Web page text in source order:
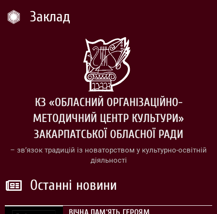
Заклад
КЗ «ОБЛАСНИЙ ОРГАНІЗАЦІЙНО-
МЕТОДИЧНИЙ ЦЕНТР КУЛЬТУРИ»
ЗАКАРПАТСЬКОЇ ОБЛАСНОЇ РАДИ
– зв’язок традицій із новаторством у культурно-освітній
діяльності
Останні новини